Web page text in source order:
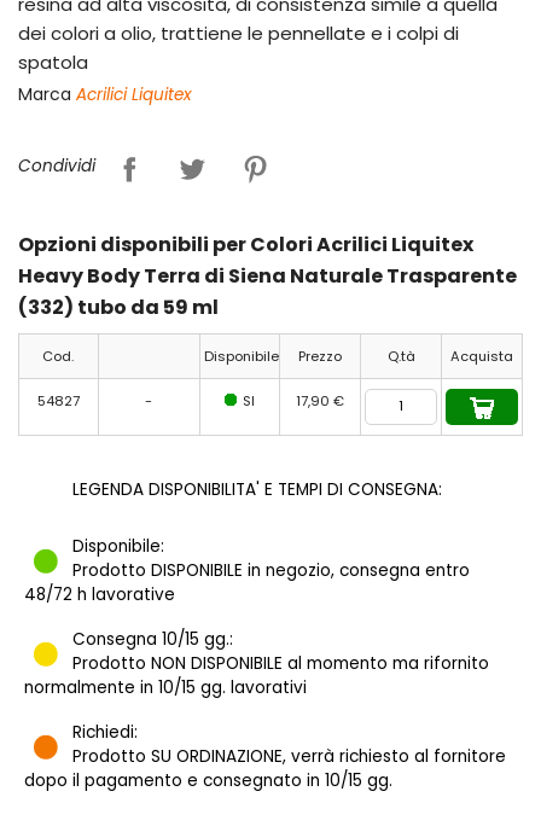
dei colori a olio, trattiene le pennellate e i colpi di
spatola
Marca Acrilici Liquitex
Condividi
Opzioni disponibili per Colori Acrilici Liquitex
Heavy Body Terra di Siena Naturale Trasparente
(332) tubo da 59 ml
Cod. Disponibile Prezzo Q.tà Acquista
54827 - SI 17,90 €
LEGENDA DISPONIBILITA' E TEMPI DI CONSEGNA:
Disponibile:
Prodotto DISPONIBILE in negozio, consegna entro
48/72 h lavorative
Consegna 10/15 gg.:
Prodotto NON DISPONIBILE al momento ma rifornito
normalmente in 10/15 gg. lavorativi
Richiedi:
Prodotto SU ORDINAZIONE, verrà richiesto al fornitore
dopo il pagamento e consegnato in 10/15 gg.